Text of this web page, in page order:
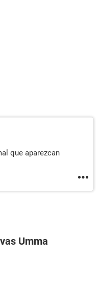
que aparezcan
Umma